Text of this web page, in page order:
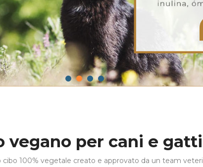
vegano per cani e gatti
100% vegetale creato e approvato da un team